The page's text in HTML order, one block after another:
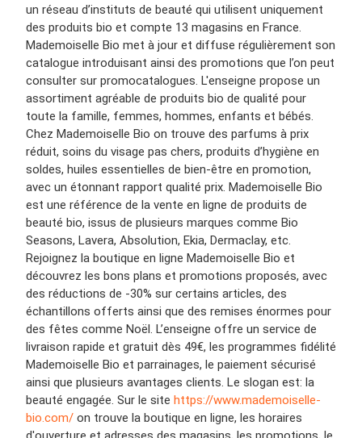
un réseau d’instituts de beauté qui utilisent uniquement
des produits bio et compte 13 magasins en France.
Mademoiselle Bio met à jour et diffuse régulièrement son
catalogue introduisant ainsi des promotions que l’on peut
consulter sur promocatalogues. L'enseigne propose un
assortiment agréable de produits bio de qualité pour
toute la famille, femmes, hommes, enfants et bébés.
Chez Mademoiselle Bio on trouve des parfums à prix
réduit, soins du visage pas chers, produits d’hygiène en
soldes, huiles essentielles de bien-être en promotion,
avec un étonnant rapport qualité prix. Mademoiselle Bio
est une référence de la vente en ligne de produits de
beauté bio, issus de plusieurs marques comme Bio
Seasons, Lavera, Absolution, Ekia, Dermaclay, etc.
Rejoignez la boutique en ligne Mademoiselle Bio et
découvrez les bons plans et promotions proposés, avec
des réductions de -30% sur certains articles, des
échantillons offerts ainsi que des remises énormes pour
des fêtes comme Noël. L’enseigne offre un service de
livraison rapide et gratuit dès 49€, les programmes fidélité
Mademoiselle Bio et parrainages, le paiement sécurisé
ainsi que plusieurs avantages clients. Le slogan est: la
beauté engagée. Sur le site https://www.mademoiselle-
bio.com/ on trouve la boutique en ligne, les horaires